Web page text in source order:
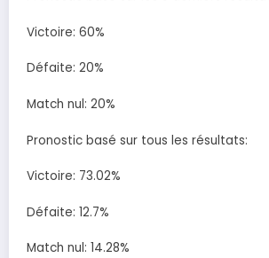
Victoire: 60%
Défaite: 20%
Match nul: 20%
Pronostic basé sur tous les résultats:
Victoire: 73.02%
Défaite: 12.7%
Match nul: 14.28%